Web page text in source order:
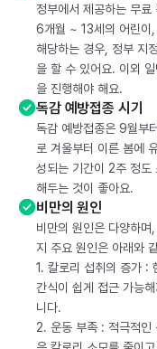
정부에서 제공하는 무
6개월 ~ 13세의 어린이,
해당하는 경우, 정부 지
을 할 수 있어요. 이외
을 진행해야 해요.
독감 예방접종 시기
독감 예방접종은 9월부
로 겨울부터 이른 봄에
성되는 기간이 2주 정도
해두는 것이 좋아요.
비만의 원인
비만의 원인은 다양하
지 주요 원인은 아래와
1. 칼로리 섭취의 증가 :
간식이 쉽게 접근 가능
니다.
2. 운동 부족 : 적극적인